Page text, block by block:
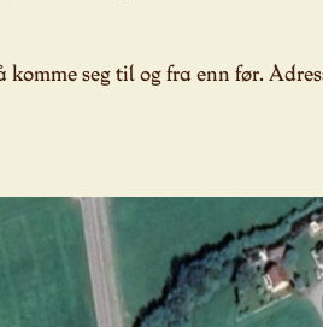
seg til og fra enn før.